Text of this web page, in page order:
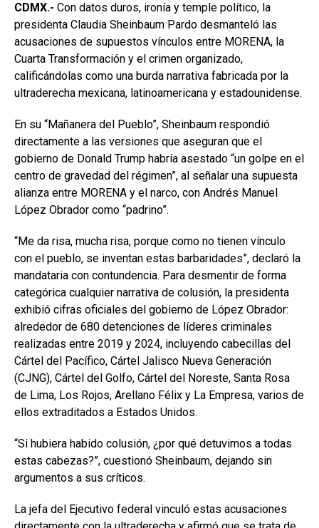
CDMX.- Con datos duros, ironía y temple político, la
presidenta Claudia Sheinbaum Pardo desmanteló las
acusaciones de supuestos vínculos entre MORENA, la
Cuarta Transformación y el crimen organizado,
calificándolas como una burda narrativa fabricada por la
ultraderecha mexicana, latinoamericana y estadounidense.
En su “Mañanera del Pueblo”, Sheinbaum respondió
directamente a las versiones que aseguran que el
gobierno de Donald Trump habría asestado “un golpe en el
centro de gravedad del régimen”, al señalar una supuesta
alianza entre MORENA y el narco, con Andrés Manuel
López Obrador como “padrino”.
“Me da risa, mucha risa, porque como no tienen vínculo
con el pueblo, se inventan estas barbaridades”, declaró la
mandataria con contundencia. Para desmentir de forma
categórica cualquier narrativa de colusión, la presidenta
exhibió cifras oficiales del gobierno de López Obrador:
alrededor de 680 detenciones de líderes criminales
realizadas entre 2019 y 2024, incluyendo cabecillas del
Cártel del Pacífico, Cártel Jalisco Nueva Generación
(CJNG), Cártel del Golfo, Cártel del Noreste, Santa Rosa
de Lima, Los Rojos, Arellano Félix y La Empresa, varios de
ellos extraditados a Estados Unidos.
“Si hubiera habido colusión, ¿por qué detuvimos a todas
estas cabezas?”, cuestionó Sheinbaum, dejando sin
argumentos a sus críticos.
La jefa del Ejecutivo federal vinculó estas acusaciones